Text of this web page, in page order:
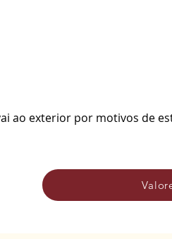
ao exterior por motivos de